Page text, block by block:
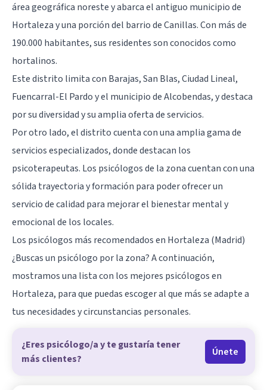
área geográfica noreste y abarca el antiguo municipio de
Hortaleza y una porción del barrio de Canillas. Con más de
190.000 habitantes, sus residentes son conocidos como
hortalinos.
Este distrito limita con Barajas, San Blas, Ciudad Lineal,
Fuencarral-El Pardoy el municipio de Alcobendas, y destaca
por su diversidad y su amplia oferta de servicios.
Por otro lado, el distrito cuenta con una amplia gama de
servicios especializados, donde destacan los
psicoterapeutas. Los psicólogos de la zona cuentan con una
sólida trayectoria y formación para poder ofrecer un
servicio de calidad para mejorar el bienestar mental y
emocional de los locales.
Los psicólogos más recomendados en Hortaleza (Madrid)
¿Buscas un psicólogo por la zona? A continuación,
mostramos una lista con los mejores psicólogos en
Hortaleza, para que puedas escoger al que más se adapte a
tus necesidades y circunstancias personales.
¿Eres psicólogo/a y te gustaría tener
más clientes?
Únete